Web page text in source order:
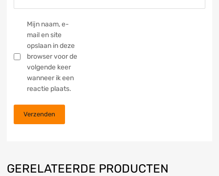
Mijn naam, e-
mail en site
opslaan in deze
browser voor de
volgende keer
wanneer ik een
reactie plaats.
GERELATEERDE PRODUCTEN